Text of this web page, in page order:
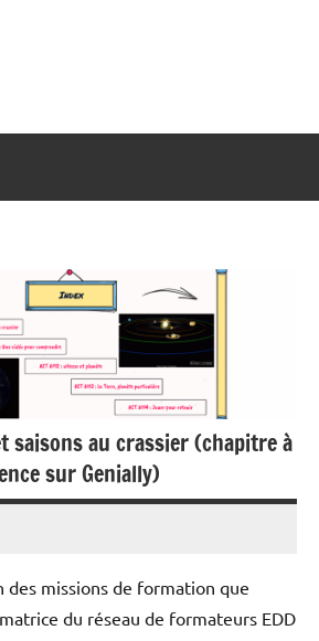
saisons au crassier (chapitre à
sur Genially)
des missions de formation que
du réseau de formateurs EDD